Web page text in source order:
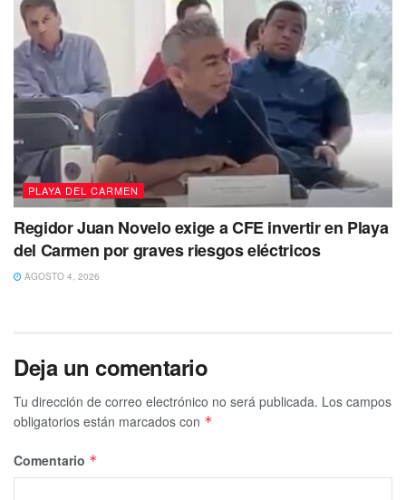
PLAYA DEL CARMEN
Regidor Juan Novelo exige a CFE invertir en Playa
del Carmen por graves riesgos eléctricos
AGOSTO 4, 2026
Deja un comentario
Tu dirección de correo electrónico no será publicada. Los campos
obligatorios están marcados con *
Comentario *